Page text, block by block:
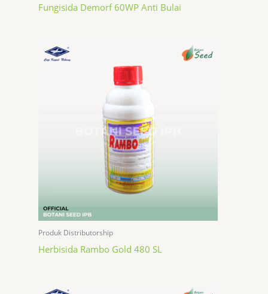
Fungisida Demorf 60WP Anti Bulai
Produk Distributorship
Herbisida Rambo Gold 480 SL